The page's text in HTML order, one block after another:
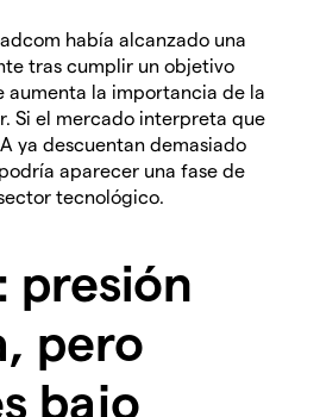
había alcanzado una
tras cumplir un objetivo
aumenta la importancia de la
Si el mercado interpreta que
ya descuentan demasiado
aparecer una fase de
tecnológico.
presión
pero
bajo